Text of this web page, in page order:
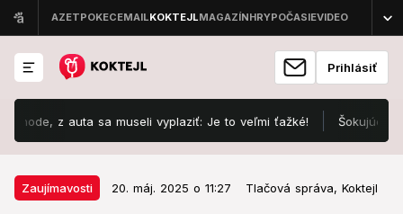
Prihlásiť
auta sa museli vyplaziť: Je to veľmi ťažké! Šokujúca diagnóza
Zaujímavosti 20. máj. 2025 o 11:27 Tlačová správa, Koktejl
Zaujímavosti 20. máj. 2025 o 11:27